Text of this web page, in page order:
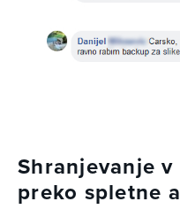
Shranjevanje
preko spletne